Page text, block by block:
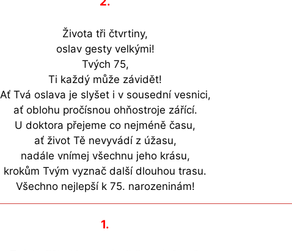
Života tři čtvrtiny,
oslav gesty velkými!
Tvých 75,
Ti každý může závidět!
Ať Tvá oslava je slyšet i v sousední vesnici,
ať oblohu pročísnou ohňostroje zářící.
U doktora přejeme co nejméně času,
ať život Tě nevyvádí z úžasu,
nadále vnímej všechnu jeho krásu,
krokům Tvým vyznač další dlouhou trasu.
Všechno nejlepší k 75. narozeninám!
1.